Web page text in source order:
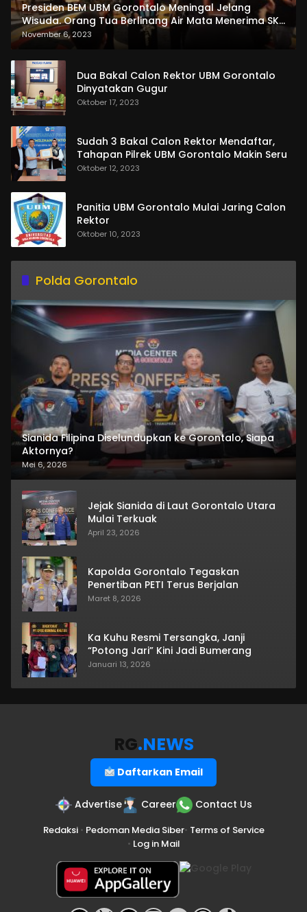
Presiden BEM UBM Gorontalo Meningal Jelang
Wisuda. Orang Tua Berlinang Air Mata Menerima SKL
dan Pemasangan Salempang
November 6, 2023
Dua Bakal Calon Rektor UBM Gorontalo
Dinyatakan Gugur
Oktober 17, 2023
Sudah 3 Bakal Calon Rektor Mendaftar,
Tahapan Pilrek UBM Gorontalo Makin Seru
Oktober 12, 2023
Panitia UBM Gorontalo Mulai Jaring Calon
Rektor
Oktober 10, 2023
Polda Gorontalo
Sianida Filipina Diselundupkan ke Gorontalo, Siapa
Aktornya?
Mei 6, 2026
Jejak Sianida di Laut Gorontalo Utara
Mulai Terkuak
April 23, 2026
Kapolda Gorontalo Tegaskan
Penertiban PETI Terus Berjalan
Maret 8, 2026
Ka Kuhu Resmi Tersangka, Janji
“Potong Jari” Kini Jadi Bumerang
Januari 13, 2026
RG.NEWS
Daftarkan Email
Advertise Career Contact Us
Redaksi• Pedoman Media Siber• Terms of Service
• Log in Mail